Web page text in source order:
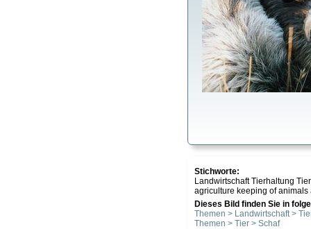
Stichworte:
Landwirtschaft Tierhaltung
agriculture keeping of
Dieses Bild finden Sie in
Themen > Landwirtschaft >
Themen > Tier > Schaf